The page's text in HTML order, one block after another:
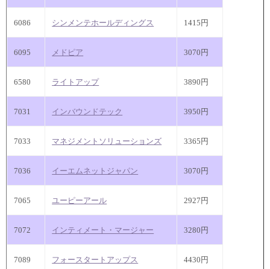
6086 シンメンテホールディングス 1415円
6095 メドピア 3070円
6580 ライトアップ 3890円
7031 インバウンドテック 3950円
7033 マネジメントソリューションズ 3365円
7036 イーエムネットジャパン 3070円
7065 ユーピーアール 2927円
7072 インティメート・マージャー 3280円
7089 フォースタートアップス 4430円